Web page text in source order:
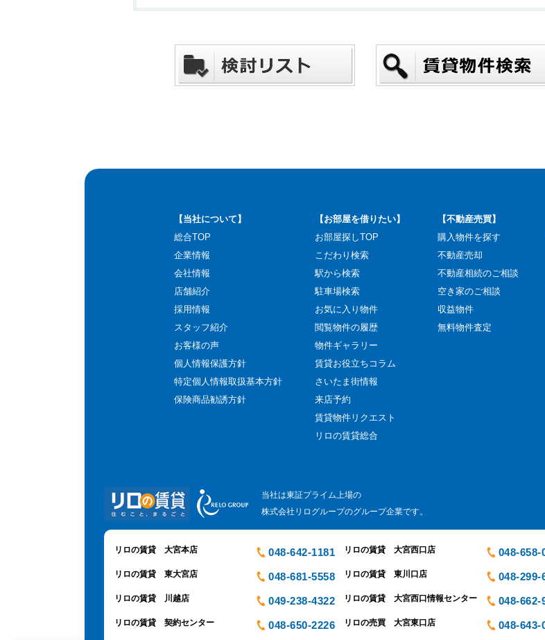
【当社について】
総合TOP
企業情報
会社情報
店舗紹介
採用情報
スタッフ紹介
お客様の声
個人情報保護方針
特定個人情報取扱基本方針
保険商品勧誘方針
【お部屋を借りたい】
お部屋探しTOP
こだわり検索
駅から検索
駐車場検索
お気に入り物件
閲覧物件の履歴
物件ギャラリー
賃貸お役立ちコラム
さいたま街情報
来店予約
賃貸物件リクエスト
リロの賃貸総合
【不動産売買】
購入物件を探す
不動産売却
不動産相続のご相談
空き家のご相談
収益物件
無料物件査定
当社は東証プライム上場の
株式会社リログループのグループ企業です。
リロの賃貸 大宮本店 048-642-1181 リロの賃貸 大宮西口店 048-658-
リロの賃貸 東大宮店 048-681-5558 リロの賃貸 東川口店 048-299-
リロの賃貸 川越店 049-238-4322 リロの賃貸 大宮西口情報センター 048-662-
リロの賃貸 契約センター 048-650-2226 リロの売買 大宮東口店 048-643-